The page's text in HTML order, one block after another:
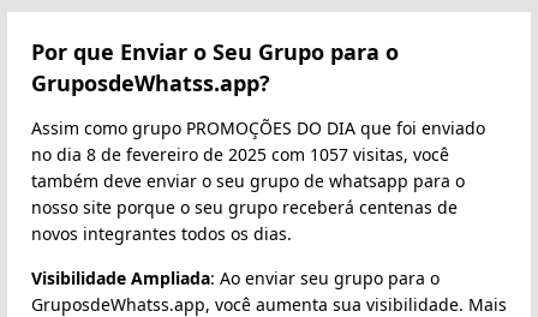
Por que Enviar o Seu Grupo para o
GruposdeWhatss.app?
Assim como grupo PROMOÇÕES DO DIA que foi enviado
no dia 8 de fevereiro de 2025 com 1057 visitas, você
também deve enviar o seu grupo de whatsapp para o
nosso site porque o seu grupo receberá centenas de
novos integrantes todos os dias.
Visibilidade Ampliada: Ao enviar seu grupo para o
GruposdeWhatss.app, você aumenta sua visibilidade. Mais